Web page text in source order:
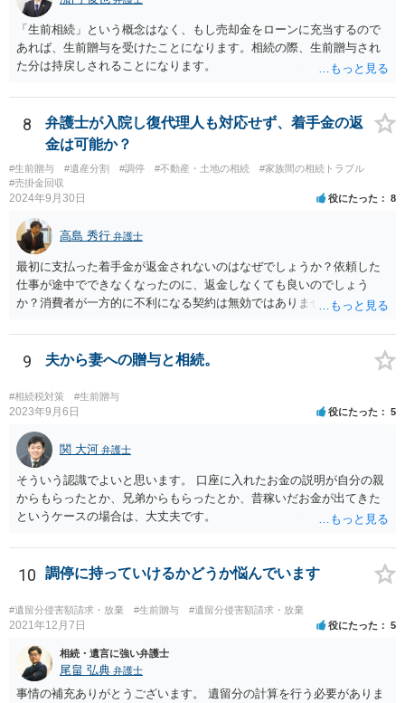
因贈与 「介護・見守り等を条件に、死亡時に財産を渡す」契約。条件
不履行なら無効にでき、老後の安心を担保できます。 ④ 寄附予約＋解
除条件 慈善団体への寄附を予約しつつ、資金不足時は解除できる条項
を設定。 などがあり得るかと思われます。
「生前相続」という概念はなく、もし売却金をローンに充当するので
あれば、生前贈与を受けたことになります。相続の際、生前贈与され
た分は持戻しされることになります。
8
弁護士が入院し復代理人も対応せず、着手金の返
金は可能か？
#生前贈与 #遺産分割 #調停 #不動産・土地の相続
#家族間の相続トラブル
#売掛金回収
2024年9月30日 役にたった 8
高島 秀行 弁護士
最初に支払った着手金が返金されないのはなぜでしょうか？依頼した
仕事が途中でできなくなったのに、返金しなくても良いのでしょう
か？消費者が一方的に不利になる契約は無効ではありませんか？
務があると思います。 倒れた弁護士が所属する弁護士会に相談さ
れた方がよいと思います。 倒れた弁護士は脳梗塞で倒れたようで
すが、 判断能力があり、復代理を倒れた弁護士の判断で復代理を
選任したのか 即ち、復代理人の選任は有効なのかという問題もあ
ると思います。
9 夫から妻への贈与と相続。
#相続税対策 #生前贈与
2023年9月6日 役にたった 5
関 大河 弁護士
そういう認識でよいと思います。 口座に入れたお金の説明が自分の親
からもらったとか、兄弟からもらったとか、昔稼いだお金が出てきた
というケースの場合は、大丈夫です。
10 調停に持っていけるかどうか悩んでいます
#遺留分侵害額請求・放棄 #生前贈与 #遺留分侵害額請求・放棄
2021年12月7日 役にたった 5
相続・遺言に強い弁護士
尾畠 弘典 弁護士
事情の補充ありがとうございます。 遺留分の計算を行う必要がありま